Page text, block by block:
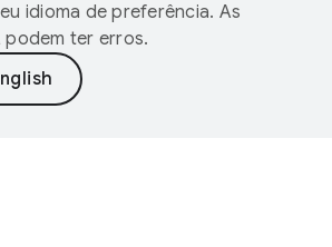
idioma de preferência. As
ter erros.